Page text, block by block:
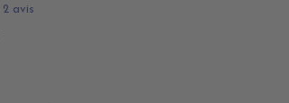
2 avis